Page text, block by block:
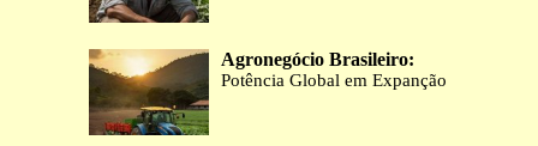
Agronegócio Brasileiro:
Potência Global em Expanção